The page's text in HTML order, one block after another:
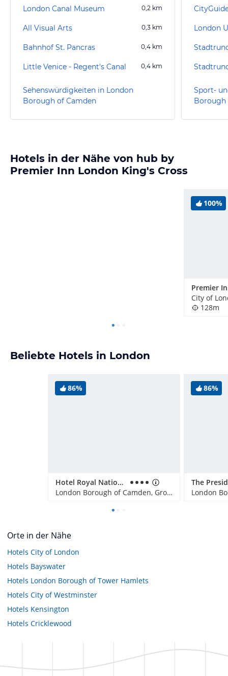
London Canal Museum 0,2 km
All Visual Arts 0,3 km
Bahnhof St. Pancras 0,4 km
Little Venice - Regent's Canal 0,4 km
Sehenswürdigkeiten in London
Borough of Camden
London
Sport-
Borough
Hotels in der Nähe von hub by
Premier Inn London King's Cross
100%
City of
128m
Beliebte Hotels in London
86%
Hotel Royal National
London Borough of Camden, Großbritannien
86%
The
Orte in der Nähe
Hotels City of London
Hotels Bayswater
Hotels London Borough of Tower Hamlets
Hotels City of Westminster
Hotels Kensington
Hotels Cricklewood